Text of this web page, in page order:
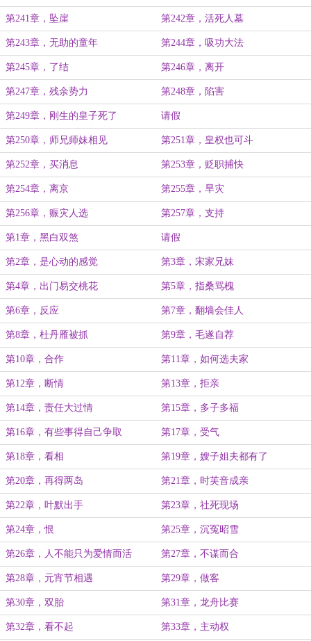
第241章，坠崖 第242章，活死人墓
第243章，无助的童年 第244章，吸功大法
第245章，了结 第246章，离开
第247章，残余势力 第248章，陷害
第249章，刚生的皇子死了 请假
第250章，师兄师妹相见 第251章，皇权也可斗
第252章，买消息 第253章，贬职捕快
第254章，离京 第255章，旱灾
第256章，赈灾人选 第257章，支持
第1章，黑白双煞 请假
第2章，是心动的感觉 第3章，宋家兄妹
第4章，出门易交桃花 第5章，指桑骂槐
第6章，反应 第7章，翻墙会佳人
第8章，杜丹雁被抓 第9章，毛遂自荐
第10章，合作 第11章，如何选夫家
第12章，断情 第13章，拒亲
第14章，责任大过情 第15章，多子多福
第16章，有些事得自己争取 第17章，受气
第18章，看相 第19章，嫂子姐夫都有了
第20章，再得两岛 第21章，时芙音成亲
第22章，叶默出手 第23章，社死现场
第24章，恨 第25章，沉冤昭雪
第26章，人不能只为爱情而活 第27章，不谋而合
第28章，元宵节相遇 第29章，做客
第30章，双胎 第31章，龙舟比赛
第32章，看不起 第33章，主动权